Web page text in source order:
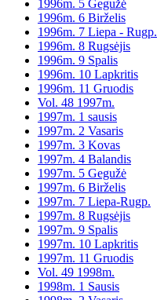
1996m. 5 Gegužė
1996m. 6 Birželis
1996m. 7 Liepa - Rugp.
1996m. 8 Rugsėjis
1996m. 9 Spalis
1996m. 10 Lapkritis
1996m. 11 Gruodis
Vol. 48 1997m.
1997m. 1 sausis
1997m. 2 Vasaris
1997m. 3 Kovas
1997m. 4 Balandis
1997m. 5 Gegužė
1997m. 6 Birželis
1997m. 7 Liepa-Rugp.
1997m. 8 Rugsėjis
1997m. 9 Spalis
1997m. 10 Lapkritis
1997m. 11 Gruodis
Vol. 49 1998m.
1998m. 1 Sausis